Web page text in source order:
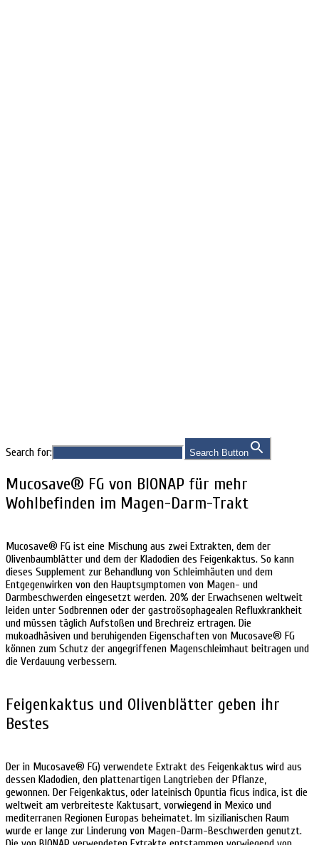
Search for: Search Button
Mucosave® FG von BIONAP für mehr
Wohlbefinden im Magen-Darm-Trakt
Mucosave® FG ist eine Mischung aus zwei Extrakten, dem der
Olivenbaumblätter und dem der Kladodien des Feigenkaktus. So kann
dieses Supplement zur Behandlung von Schleimhäuten und dem
Entgegenwirken von den Hauptsymptomen von Magen- und
Darmbeschwerden eingesetzt werden. 20% der Erwachsenen weltweit
leiden unter Sodbrennen oder der gastroösophagealen Refluxkrankheit
und müssen täglich Aufstoßen und Brechreiz ertragen. Die
mukoadhäsiven und beruhigenden Eigenschaften von Mucosave® FG
können zum Schutz der angegriffenen Magenschleimhaut beitragen und
die Verdauung verbessern.
Feigenkaktus und Olivenblätter geben ihr
Bestes
Der in Mucosave® FG) verwendete Extrakt des Feigenkaktus wird aus
dessen Kladodien, den plattenartigen Langtrieben der Pflanze,
gewonnen. Der Feigenkaktus, oder lateinisch Opuntia ficus indica, ist die
weltweit am verbreiteste Kaktusart, vorwiegend in Mexico und
mediterranen Regionen Europas beheimatet. Im sizilianischen Raum
wurde er lange zur Linderung von Magen-Darm-Beschwerden genutzt.